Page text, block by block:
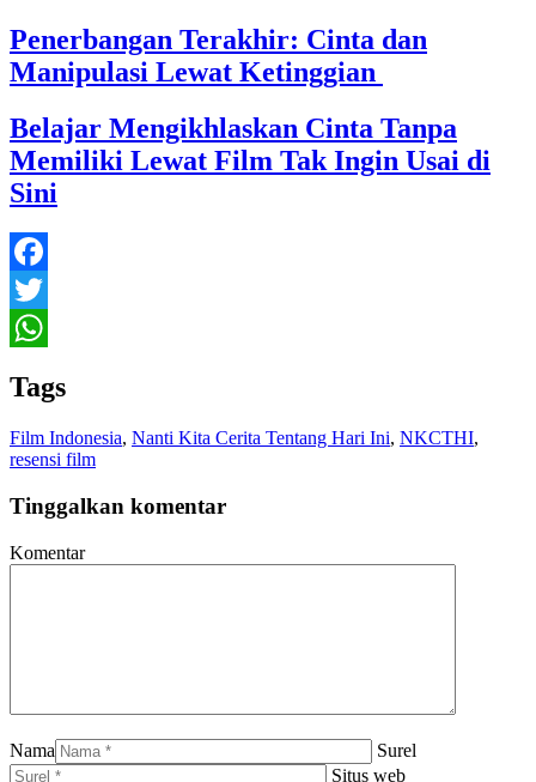
Penerbangan Terakhir: Cinta dan
Manipulasi Lewat Ketinggian
Belajar Mengikhlaskan Cinta Tanpa
Memiliki Lewat Film Tak Ingin Usai di
Sini
Facebook
Twitter
Tags
Film Indonesia, Nanti Kita Cerita Tentang Hari Ini, NKCTHI,
resensi film
Tinggalkan komentar
Komentar
Nama
Surel
Situs web